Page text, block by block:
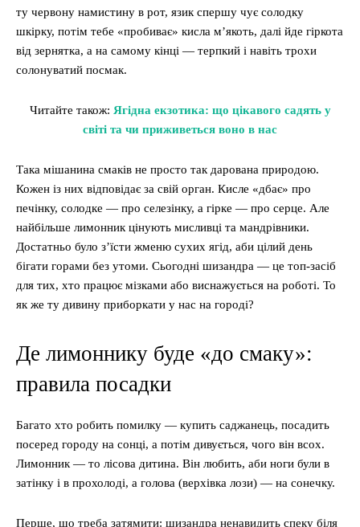
ту червону намистину в рот, язик спершу чує солодку
шкірку, потім тебе «пробиває» кисла м’якоть, далі йде гіркота
від зернятка, а на самому кінці — терпкий і навіть трохи
солонуватий посмак.
Читайте також: Ягідна екзотика: що цікавого садять у
світі та чи приживеться воно в нас
Така мішанина смаків не просто так дарована природою.
Кожен із них відповідає за свій орган. Кисле «дбає» про
печінку, солодке — про селезінку, а гірке — про серце. Але
найбільше лимонник цінують мисливці та мандрівники.
Достатньо було з’їсти жменю сухих ягід, аби цілий день
бігати горами без утоми. Сьогодні шизандра — це топ-засіб
для тих, хто працює мізками або виснажується на роботі. То
як же ту дивину приборкати у нас на городі?
Де лимоннику буде «до смаку»:
правила посадки
Багато хто робить помилку — купить саджанець, посадить
посеред городу на сонці, а потім дивується, чого він всох.
Лимонник — то лісова дитина. Він любить, аби ноги були в
затінку і в прохолоді, а голова (верхівка лози) — на сонечку.
Перше, що треба затямити: шизандра ненавидить спеку біля